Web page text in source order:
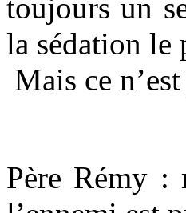
toujours un
la sédation le
Mais ce
Père Rémy :